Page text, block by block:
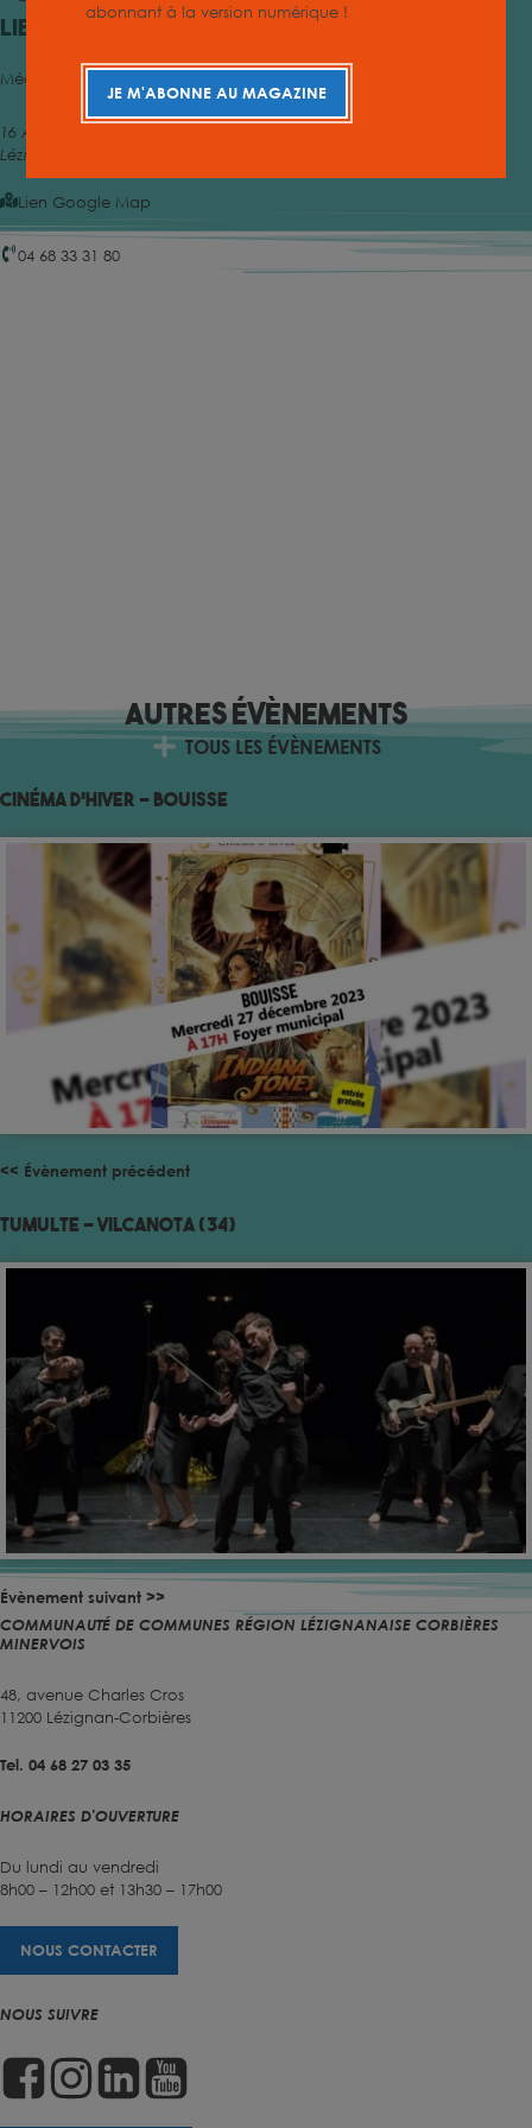
Lieu
Médiathèque Intercommunale MILCOM Lézignan-Corbières
16 Av. Maréchal Joffre
Lézignan-Corbières
Lien Google Map
04 68 33 31 80
Autres évènements
TOUS LES ÉVÈNEMENTS
Cinéma d’Hiver – Bouisse
<< Évènement précédent
TumulTe – Vilcanota (34)
Évènement suivant >>
COMMUNAUTÉ DE COMMUNES RÉGION LÉZIGNANAISE CORBIÈRES
MINERVOIS
48, avenue Charles Cros
11200 Lézignan-Corbières
Tel. 04 68 27 03 35
HORAIRES D'OUVERTURE
Du lundi au vendredi
8h00 – 12h00 et 13h30 – 17h00
NOUS CONTACTER
NOUS SUIVRE
abonnant à la version numérique !
JE M'ABONNE AU MAGAZINE